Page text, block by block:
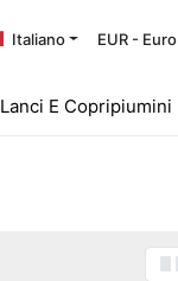
Italiano EUR - Euro
Lanci E Copripiumini